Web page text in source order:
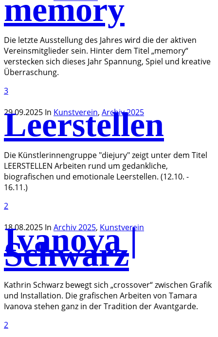
memory
Die letzte Ausstellung des Jahres wird die der aktiven
Vereinsmitglieder sein. Hinter dem Titel „memory“
verstecken sich dieses Jahr Spannung, Spiel und kreative
Überraschung.
3
29.09.2025 In Kunstverein, Archiv 2025
Leerstellen
Die Künstlerinnengruppe "diejury" zeigt unter dem Titel
LEERSTELLEN Arbeiten rund um gedankliche,
biografischen und emotionale Leerstellen. (12.10. -
16.11.)
2
18.08.2025 In Archiv 2025, Kunstverein
Ivanova |
Schwarz
Kathrin Schwarz bewegt sich „crossover“ zwischen Grafik
und Installation. Die grafischen Arbeiten von Tamara
Ivanova stehen ganz in der Tradition der Avantgarde.
2